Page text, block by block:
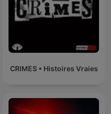
CRIMES • Histoires Vraies